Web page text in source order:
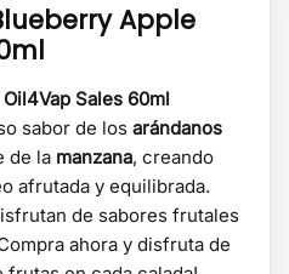
Apple
Sales 60ml
sabor de los arándanos
de la manzana, creando
afrutada y equilibrada.
de sabores frutales
ahora y disfruta de